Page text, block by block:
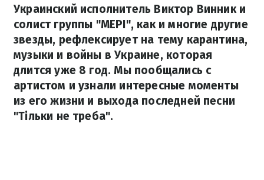
Украинский исполнитель Виктор Винник и
солист группы "МЕРІ", как и многие другие
звезды, рефлексирует на тему карантина,
музыки и войны в Украине, которая
длится уже 8 год. Мы пообщались с
артистом и узнали интересные моменты
из его жизни и выхода последней песни
"Тільки не треба".